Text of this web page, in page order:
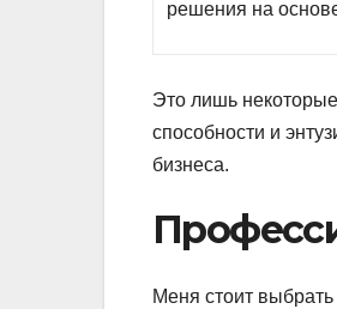
решения на
Это лишь
способности и
бизнеса.
Меня стоит